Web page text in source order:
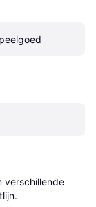
verschillende